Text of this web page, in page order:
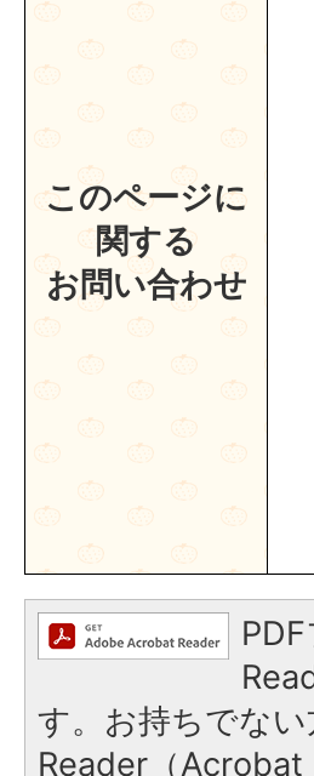
このページに
関する
お問い合わせ
す。お持ちでな
Reader（